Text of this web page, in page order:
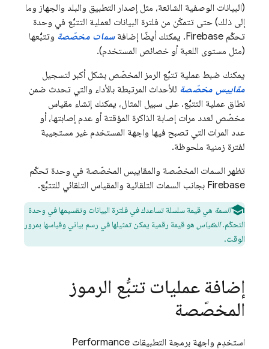
(البيانات الوصفية الشائعة، مثل إصدار التطبيق والبلد والجهاز وما
إلى ذلك) حتى تتمكّن من فلترة البيانات لعملية التتبُّع في وحدة
تحكّم Firebase. يمكنك أيضًا إضافةسمات مخصّصة وتتبُّعها
(مثل مستوى اللعبة أو خصائص المستخدم).
يمكنك ضبط عملية تتبُّع الرمز المخصّص بشكل أكبر لتسجيل
مقاييس مخصّصة للأحداث المرتبطة بالأداء والتي تحدث ضمن
نطاق عملية التتبُّع. على سبيل المثال، يمكنك إنشاء مقياس
مخصّص لعدد مرات إصابة الذاكرة المؤقتة أو عدم إصابتها، أو
عدد المرات التي تصبح فيها واجهة المستخدم غير مستجيبة
لفترة زمنية ملحوظة.
تظهر السمات المخصّصة والمقاييس المخصّصة في وحدة تحكّم
Firebase بجانب السمات التلقائية والمقياس التلقائي للتتبُّع.
السمة هي قيمة سلسلة تساعدك في فلترة البيانات وتقسيمها في وحدة
التحكّم.المقياس هو قيمة رقمية يمكن تمثيلها في رسم بياني وقياسها بمرور
الوقت.
إضافة عمليات تتبُّع الرموز
المخصّصة
استخدِم واجهة برمجة التطبيقات Performance